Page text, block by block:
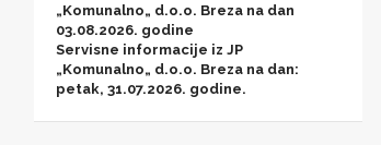
„Komunalno„ d.o.o. Breza na dan
03.08.2026. godine
Servisne informacije iz JP
„Komunalno„ d.o.o. Breza na dan:
petak, 31.07.2026. godine.